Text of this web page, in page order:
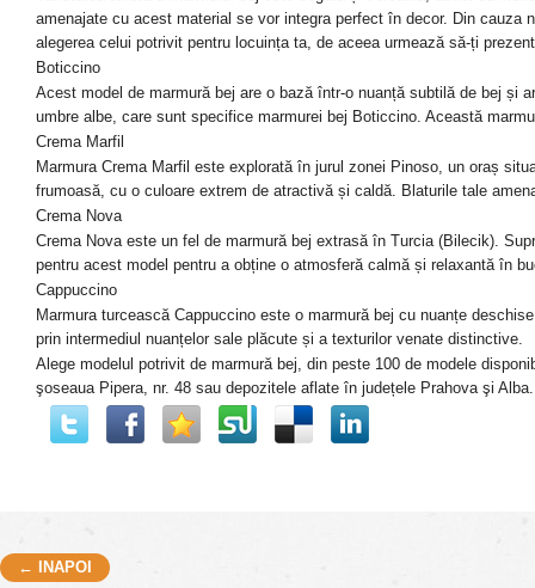
amenajate cu acest material se vor integra perfect în decor. Din cauza
alegerea celui potrivit pentru locuința ta, de aceea urmează să-ți
Boticcino
Acest model de marmură bej are o bază într-o nuanță subtilă de bej și
umbre albe, care sunt specifice marmurei bej Boticcino. Această
Crema Marfil
Marmura Crema Marfil este explorată în jurul zonei Pinoso, un oraș
frumoasă, cu o culoare extrem de atractivă și caldă. Blaturile tale
Crema Nova
Crema Nova este un fel de marmură bej extrasă în Turcia (Bilecik).
pentru acest model pentru a obține o atmosferă calmă și relaxantă în
Cappuccino
Marmura turcească Cappuccino este o marmură bej cu nuanțe
prin intermediul nuanțelor sale plăcute și a texturilor venate distinctive.
Alege modelul potrivit de marmură bej, din peste 100 de modele
şoseaua Pipera, nr. 48 sau depozitele aflate în județele Prahova şi Alba.
Post navigation
← INAPOI